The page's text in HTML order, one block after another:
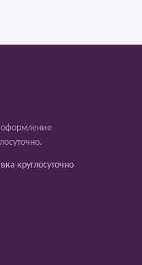
круглосуточно